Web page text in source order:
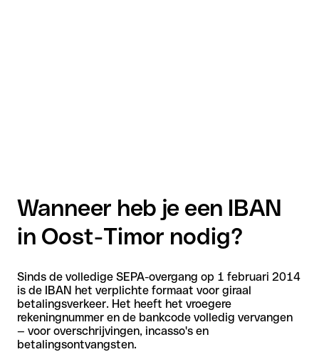
Wanneer heb je een IBAN
in Oost-Timor nodig?
Sinds de volledige SEPA-overgang op 1 februari 2014
is de IBAN het verplichte formaat voor giraal
betalingsverkeer. Het heeft het vroegere
rekeningnummer en de bankcode volledig vervangen
— voor overschrijvingen, incasso's en
betalingsontvangsten.